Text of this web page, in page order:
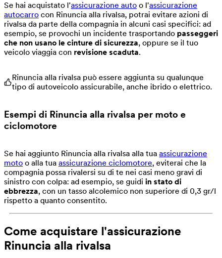
Se hai acquistato l'assicurazione auto o l'assicurazione
autocarro con Rinuncia alla rivalsa, potrai evitare azioni di
rivalsa da parte della compagnia in alcuni casi specifici: ad
esempio, se provochi un incidente trasportando passeggeri
che non usano le cinture di sicurezza, oppure se il tuo
veicolo viaggia con revisione scaduta.
Rinuncia alla rivalsa può essere aggiunta su qualunque
tipo di autoveicolo assicurabile, anche ibrido o elettrico.
Esempi di Rinuncia alla rivalsa per moto e
ciclomotore
Se hai aggiunto Rinuncia alla rivalsa alla tua assicurazione
moto o alla tua assicurazione ciclomotore, eviterai che la
compagnia possa rivalersi su di te nei casi meno gravi di
sinistro con colpa: ad esempio, se guidi in stato di
ebbrezza, con un tasso alcolemico non superiore di 0,3 gr/l
rispetto a quanto consentito.
Come acquistare l'assicurazione
Rinuncia alla rivalsa